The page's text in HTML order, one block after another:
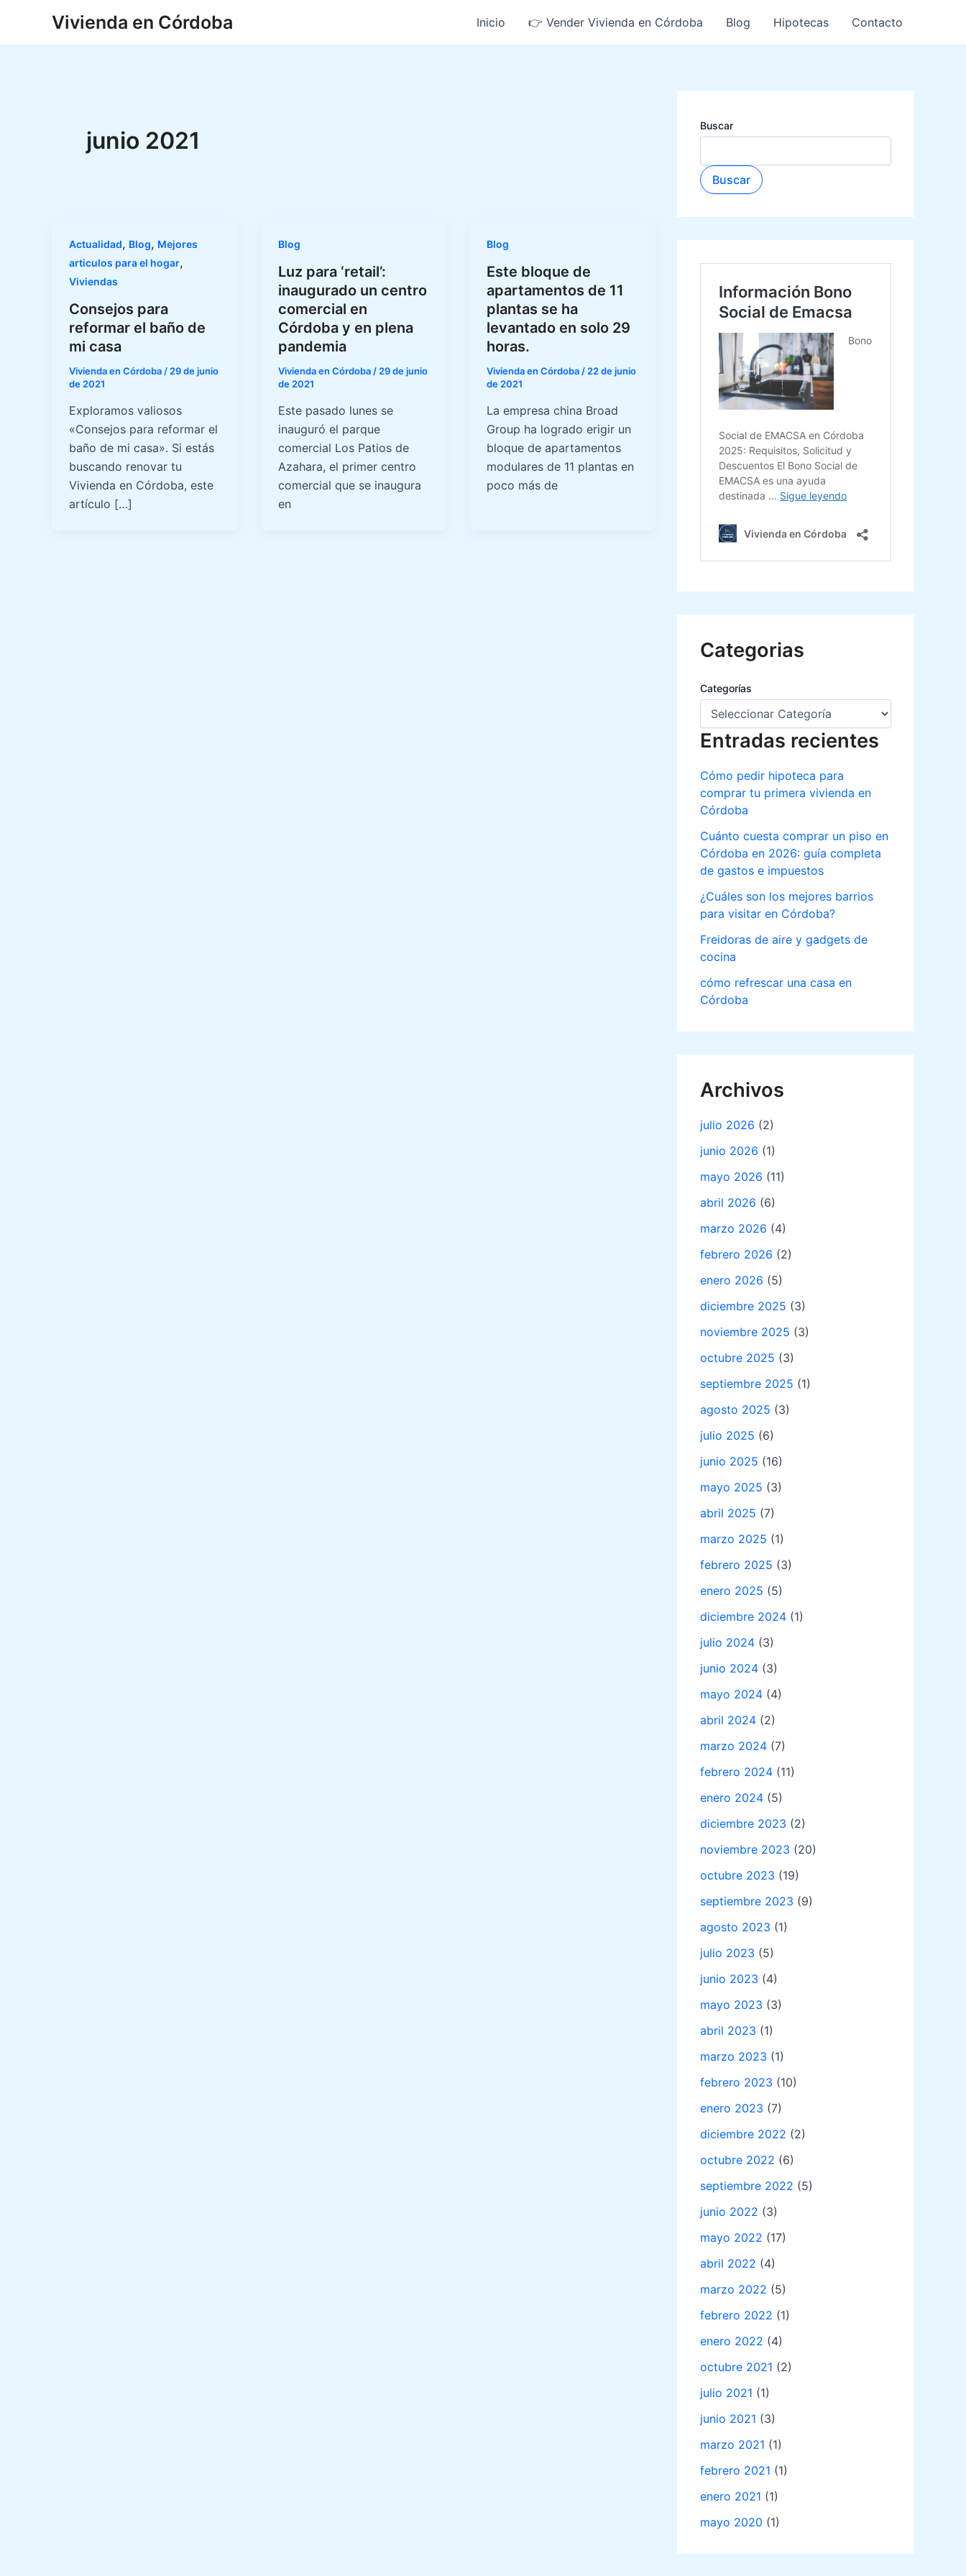
contenido
Vivienda en Córdoba Inicio 👉 Vender Vivienda en Córdoba Blog Hipotecas Contacto
junio 2021
Actualidad, Blog, Mejores
articulos para el hogar,
Viviendas
Consejos para
reformar el baño de
mi casa
Vivienda en Córdoba / 29 de junio
de 2021
Exploramos valiosos
«Consejos para reformar el
baño de mi casa». Si estás
buscando renovar tu
Vivienda en Córdoba, este
artículo […]
Blog
Luz para ‘retail’:
inaugurado un centro
comercial en
Córdoba y en plena
pandemia
Vivienda en Córdoba / 29 de junio
de 2021
Este pasado lunes se
inauguró el parque
comercial Los Patios de
Azahara, el primer centro
comercial que se inaugura
en
Blog
Este bloque de
apartamentos de 11
plantas se ha
levantado en solo 29
horas.
Vivienda en Córdoba / 22 de junio
de 2021
La empresa china Broad
Group ha logrado erigir un
bloque de apartamentos
modulares de 11 plantas en
poco más de
Buscar
Buscar
Categorias
Categorías
Entradas recientes
Cómo pedir hipoteca para
comprar tu primera vivienda en
Córdoba
Cuánto cuesta comprar un piso en
Córdoba en 2026: guía completa
de gastos e impuestos
¿Cuáles son los mejores barrios
para visitar en Córdoba?
Freidoras de aire y gadgets de
cocina
cómo refrescar una casa en
Córdoba
Archivos
julio 2026 (2)
junio 2026 (1)
mayo 2026 (11)
abril 2026 (6)
marzo 2026 (4)
febrero 2026 (2)
enero 2026 (5)
diciembre 2025 (3)
noviembre 2025 (3)
octubre 2025 (3)
septiembre 2025 (1)
agosto 2025 (3)
julio 2025 (6)
junio 2025 (16)
mayo 2025 (3)
abril 2025 (7)
marzo 2025 (1)
febrero 2025 (3)
enero 2025 (5)
diciembre 2024 (1)
julio 2024 (3)
junio 2024 (3)
mayo 2024 (4)
abril 2024 (2)
marzo 2024 (7)
febrero 2024 (11)
enero 2024 (5)
diciembre 2023 (2)
noviembre 2023 (20)
octubre 2023 (19)
septiembre 2023 (9)
agosto 2023 (1)
julio 2023 (5)
junio 2023 (4)
mayo 2023 (3)
abril 2023 (1)
marzo 2023 (1)
febrero 2023 (10)
enero 2023 (7)
diciembre 2022 (2)
octubre 2022 (6)
septiembre 2022 (5)
junio 2022 (3)
mayo 2022 (17)
abril 2022 (4)
marzo 2022 (5)
febrero 2022 (1)
enero 2022 (4)
octubre 2021 (2)
julio 2021 (1)
junio 2021 (3)
marzo 2021 (1)
febrero 2021 (1)
enero 2021 (1)
mayo 2020 (1)